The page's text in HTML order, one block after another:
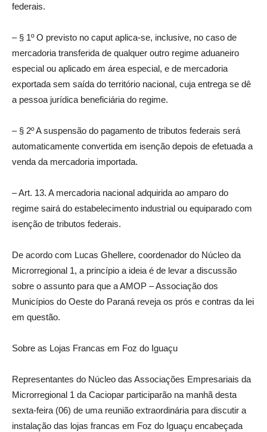
federais.
– § 1º O previsto no caput aplica-se, inclusive, no caso de
mercadoria transferida de qualquer outro regime aduaneiro
especial ou aplicado em área especial, e de mercadoria
exportada sem saída do território nacional, cuja entrega se dê
a pessoa jurídica beneficiária do regime.
– § 2º A suspensão do pagamento de tributos federais será
automaticamente convertida em isenção depois de efetuada a
venda da mercadoria importada.
– Art. 13. A mercadoria nacional adquirida ao amparo do
regime sairá do estabelecimento industrial ou equiparado com
isenção de tributos federais.
De acordo com Lucas Ghellere, coordenador do Núcleo da
Microrregional 1, a princípio a ideia é de levar a discussão
sobre o assunto para que a AMOP – Associação dos
Municípios do Oeste do Paraná reveja os prós e contras da lei
em questão.
Sobre as Lojas Francas em Foz do Iguaçu
Representantes do Núcleo das Associações Empresariais da
Microrregional 1 da Caciopar participarão na manhã desta
sexta-feira (06) de uma reunião extraordinária para discutir a
instalação das lojas francas em Foz do Iguaçu encabeçada